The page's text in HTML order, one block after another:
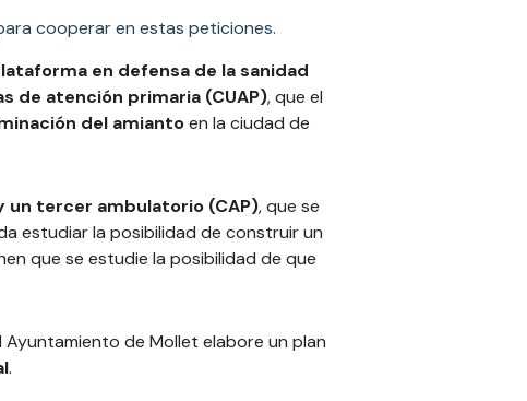
cooperar en estas peticiones.
en defensa de la sanidad
de atención primaria (CUAP), que el
del amiantoen la ciudad de
un tercer ambulatorio (CAP), que se
estudiar la posibilidad de construir un
que se estudie la posibilidad de que
Ayuntamiento de Mollet elabore un plan
.